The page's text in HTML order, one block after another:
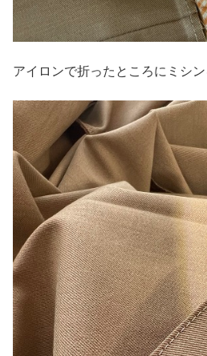
アイロンで折ったところにミシン